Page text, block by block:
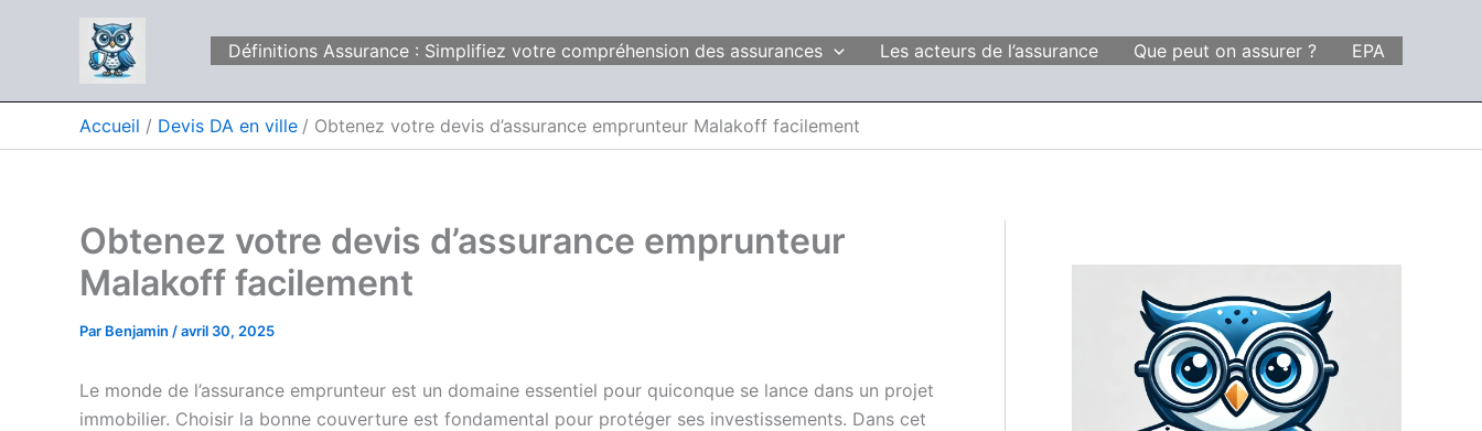
Définitions Assurance : Simplifiez votre compréhension des assurances Les acteurs de l’assurance Que peut on assurer ? EPA
Accueil Devis DA en ville Obtenez votre devis d’assurance emprunteur Malakoff facilement
Obtenez votre devis d’assurance emprunteur
Malakoff facilement
Par Benjamin /avril 30, 2025
Le monde de l’assurance emprunteur est un domaine essentiel pour quiconque se lance dans un projet
immobilier. Choisir la bonne couverture est fondamental pour protéger ses investissements. Dans cet